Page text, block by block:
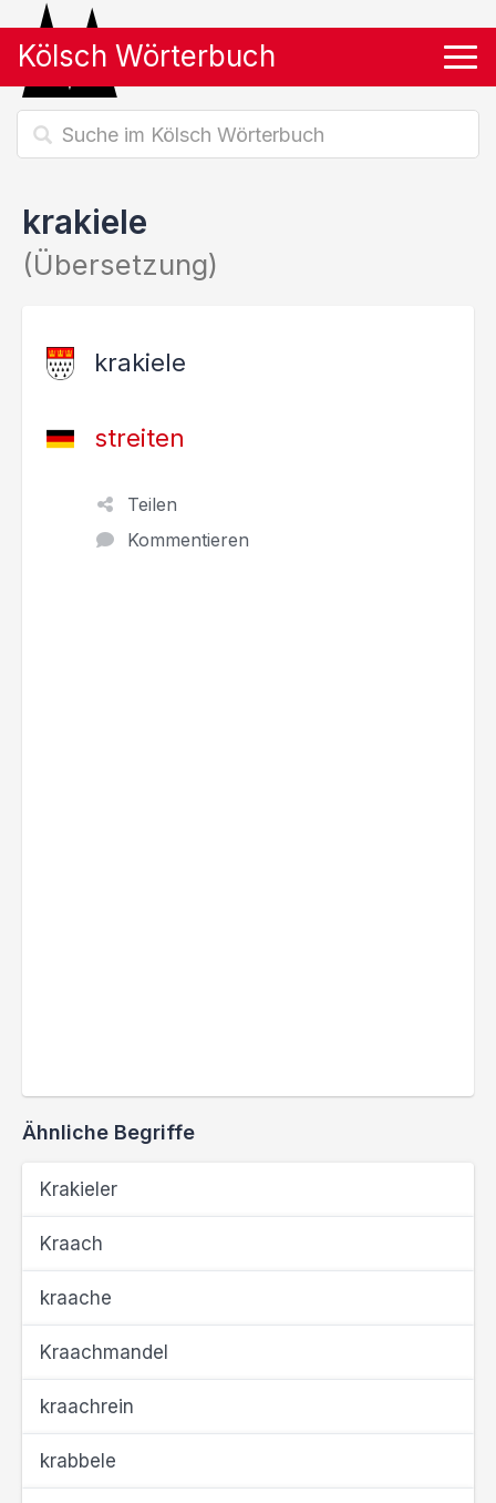
Kölsch Wörterbuch
krakiele
(Übersetzung)
krakiele
streiten
Teilen
Kommentieren
Ähnliche Begriffe
Krakieler
Kraach
kraache
Kraachmandel
kraachrein
krabbele